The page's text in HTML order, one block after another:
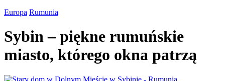
Europa Rumunia
Sybin – piękne rumuńskie
miasto, którego okna patrzą